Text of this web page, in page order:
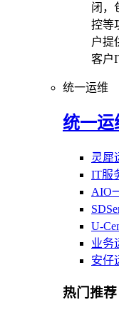
闭，
控等
户提
客户
统一运维
统一运
灵犀
IT服
AIO
U-
业务
安仔
热门推荐